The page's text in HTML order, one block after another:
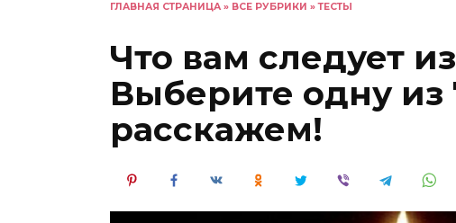
ГЛАВНАЯ СТРАНИЦА » ВСЕ РУБРИКИ »ТЕСТЫ
Что вам следует
Выберите одну из
расскажем!